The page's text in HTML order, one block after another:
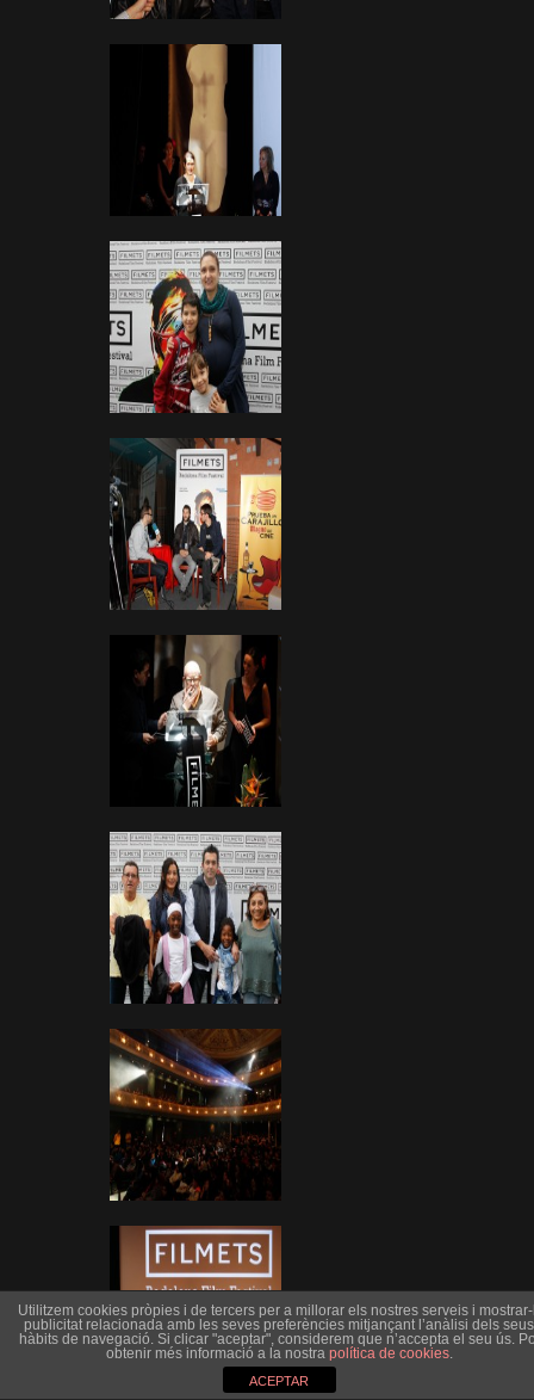
Utilitzem cookies pròpies i de tercers per a millorar els nostres serveis i
publicitat relacionada amb les seves preferències mitjançant l’anàlisi dels seus
hàbits de navegació. Si clicar "aceptar", considerem que n’accepta el seu ús.
obtenir més informació a la nostra política de cookies.
ACEPTAR